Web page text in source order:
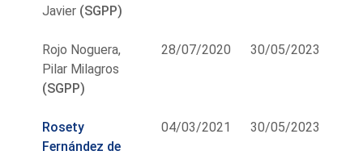
Javier (SGPP)
Rojo Noguera,
Pilar Milagros
(SGPP)
28/07/2020 30/05/2023
Rosety
Fernández de
04/03/2021 30/05/2023